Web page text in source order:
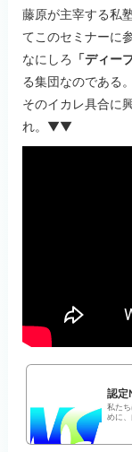
藤原が主宰する私
てこのセミナーに
なにしろ 「ディー
る集団なのである。
そのイカレ具合に
れ。▼▼
私た
めに
たく